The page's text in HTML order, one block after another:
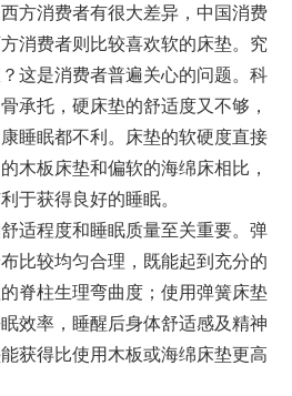
方消费者有很大差异，中国消费
消费者则比较喜欢软的床垫。究
这是消费者普遍关心的问题。科
承托，硬床垫的舒适度又不够，
睡眠都不利。床垫的软硬度直接
木板床垫和偏软的海绵床相比，
于获得良好的睡眠。
适程度和睡眠质量至关重要。弹
比较均匀合理，既能起到充分的
脊柱生理弯曲度；使用弹簧床垫
效率，睡醒后身体舒适感及精神
获得比使用木板或海绵床垫更高